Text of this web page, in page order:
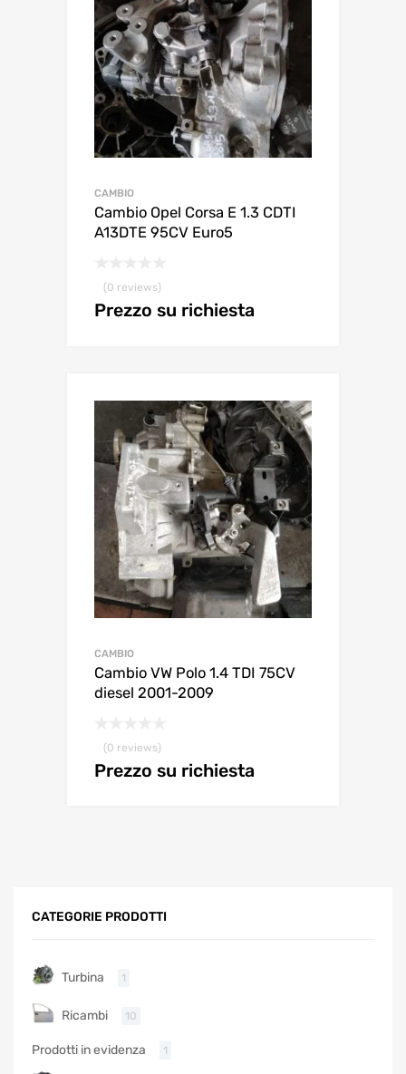
CAMBIO
Cambio Opel Corsa E 1.3 CDTI
A13DTE 95CV Euro5
(0 reviews)
Prezzo su richiesta
CAMBIO
Cambio VW Polo 1.4 TDI 75CV
diesel 2001-2009
(0 reviews)
Prezzo su richiesta
CATEGORIE PRODOTTI
Turbina 1
Ricambi 10
Prodotti in evidenza 1